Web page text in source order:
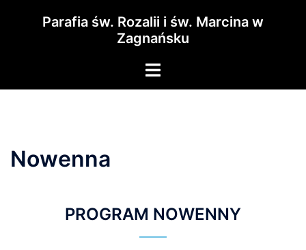
Parafia św. Rozalii i św. Marcina w
Zagnańsku
Nowenna
PROGRAM NOWENNY